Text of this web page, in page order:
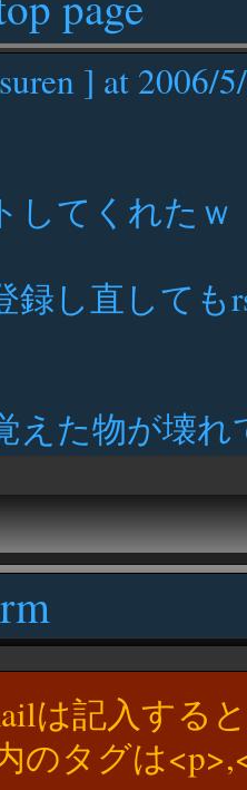
] at 2006/
してくれたｗ
録し直して
えた物が壊れ
は記入する
のタグは